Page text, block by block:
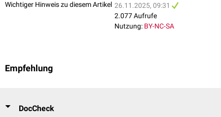
Wichtiger Hinweis zu diesem Artikel 26.11.2025, 09:31
2.077 Aufrufe
Nutzung: BY-NC-SA
Empfehlung
DocCheck